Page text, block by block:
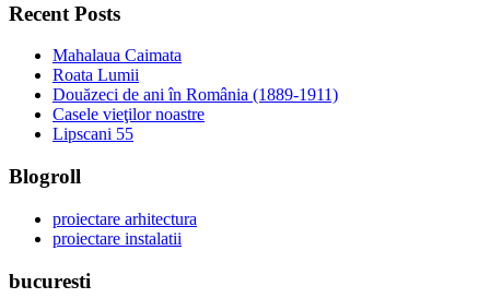
Recent Posts
Mahalaua Caimata
Roata Lumii
Douăzeci de ani în România (1889-1911)
Casele vieţilor noastre
Lipscani 55
Blogroll
proiectare arhitectura
proiectare instalatii
bucuresti